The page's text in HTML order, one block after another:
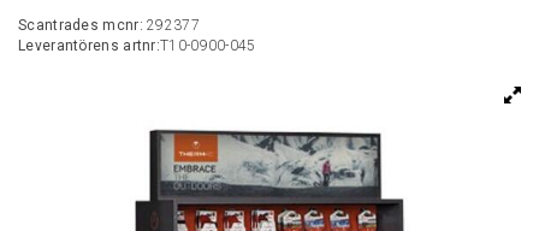
Scantrades mcnr:292377
Leverantörens artnr:T10-0900-045